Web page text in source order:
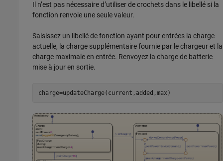
Il n’est pas nécessaire d’utiliser de crochets dans le libellé si la
fonction renvoie une seule valeur.
Saisissez un libellé de fonction ayant pour entrées la charge
actuelle, la charge supplémentaire fournie par le chargeur et la
charge maximale en entrée. Renvoyez la charge de batterie
mise à jour en sortie.
charge=updateCharge(current,added,max)